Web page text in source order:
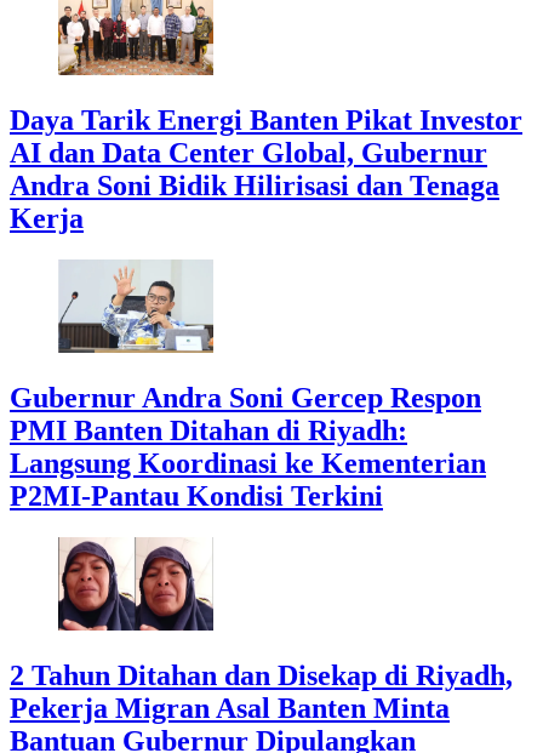
Daya Tarik Energi Banten Pikat Investor
AI dan Data Center Global, Gubernur
Andra Soni Bidik Hilirisasi dan Tenaga
Kerja
Gubernur Andra Soni Gercep Respon
PMI Banten Ditahan di Riyadh:
Langsung Koordinasi ke Kementerian
P2MI-Pantau Kondisi Terkini
2 Tahun Ditahan dan Disekap di Riyadh,
Pekerja Migran Asal Banten Minta
Bantuan Gubernur Dipulangkan